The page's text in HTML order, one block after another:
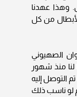
وهذا عهدنا
من كل
الصهيوني
منذ شهور
التوصل إليه
لو ناسب ذلك